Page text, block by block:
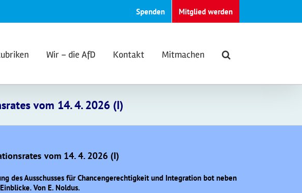
Spenden Mitglied werden
Wir – die AfD Kontakt Mitmachen
vom 14. 4. 2026 (I)
vom 14. 4. 2026 (I)
des Ausschusses für Chancengerechtigkeit und Integration bot neben
Von E. Noldus.